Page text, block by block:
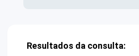
Resultados da consulta: